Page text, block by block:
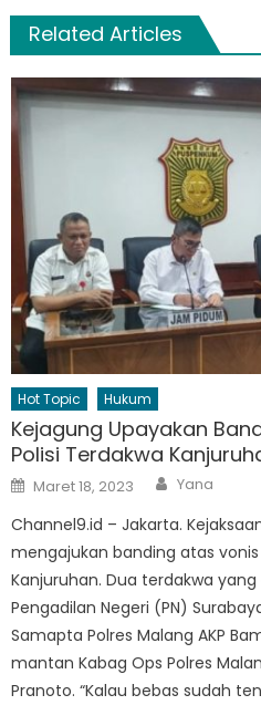
Related Articles
Hot Topic Hukum
Kejagung Upayakan
Polisi Terdakwa
Posted
on
Maret 18, 2023 Author
Yana
Channel9.id – Jakarta.
mengajukan banding atas
Kanjuruhan. Dua terdakwa
Pengadilan Negeri (PN)
Samapta Polres Malang AKP
mantan Kabag Ops Polres
Pranoto. “Kalau bebas sudah